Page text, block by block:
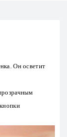
Он осветит